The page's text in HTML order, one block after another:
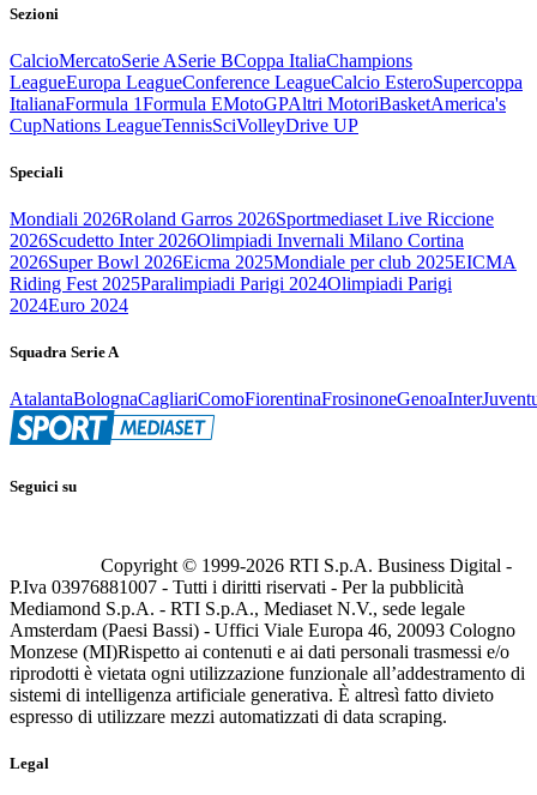
Sezioni
CalcioMercatoSerie ASerie BCoppa ItaliaChampions
LeagueEuropa LeagueConference LeagueCalcio EsteroSupercoppa
ItalianaFormula 1Formula EMotoGPAltri MotoriBasketAmerica's
CupNations LeagueTennisSciVolleyDrive UP
Speciali
Mondiali 2026Roland Garros 2026Sportmediaset Live Riccione
2026Scudetto Inter 2026Olimpiadi Invernali Milano Cortina
2026Super Bowl 2026Eicma 2025Mondiale per club 2025EICMA
Riding Fest 2025Paralimpiadi Parigi 2024Olimpiadi Parigi
2024Euro 2024
Squadra Serie A
AtalantaBolognaCagliariComoFiorentinaFrosinoneGenoaInter
Seguici su
Copyright © 1999-2026 RTI S.p.A. Business Digital -
P.Iva 03976881007 - Tutti i diritti riservati - Per la pubblicità
Mediamond S.p.A. - RTI S.p.A., Mediaset N.V., sede legale
Amsterdam (Paesi Bassi) - Uffici Viale Europa 46, 20093 Cologno
Monzese (MI)Rispetto ai contenuti e ai dati personali trasmessi e/o
riprodotti è vietata ogni utilizzazione funzionale all’addestramento di
sistemi di intelligenza artificiale generativa. È altresì fatto divieto
espresso di utilizzare mezzi automatizzati di data scraping.
Legal